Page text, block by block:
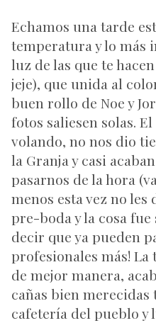
Echamos una tarde
temperatura y lo más
luz de las que te
jeje), que unida al
buen rollo de Noe y
fotos saliesen solas.
volando, no nos dio
la Granja y casi
pasarnos de la hora
menos esta vez no les
pre-boda y la cosa
decir que ya pueden
profesionales más!
de mejor manera,
cañas bien merecidas
cafetería del pueblo y